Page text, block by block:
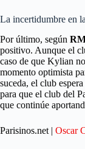
La incertidumbre en
Por último, según
positivo. Aunque el
caso de que Kylian
momento optimista
suceda, el club
para que el club del
que continúe
Parisinos.net | Oscar